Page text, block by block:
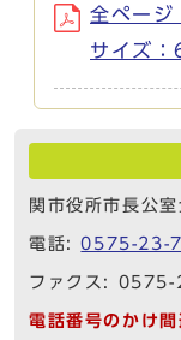
全ペー
サイズ
関市役所市長公
電話:0575-23-
ファクス:
電話番号のかけ間